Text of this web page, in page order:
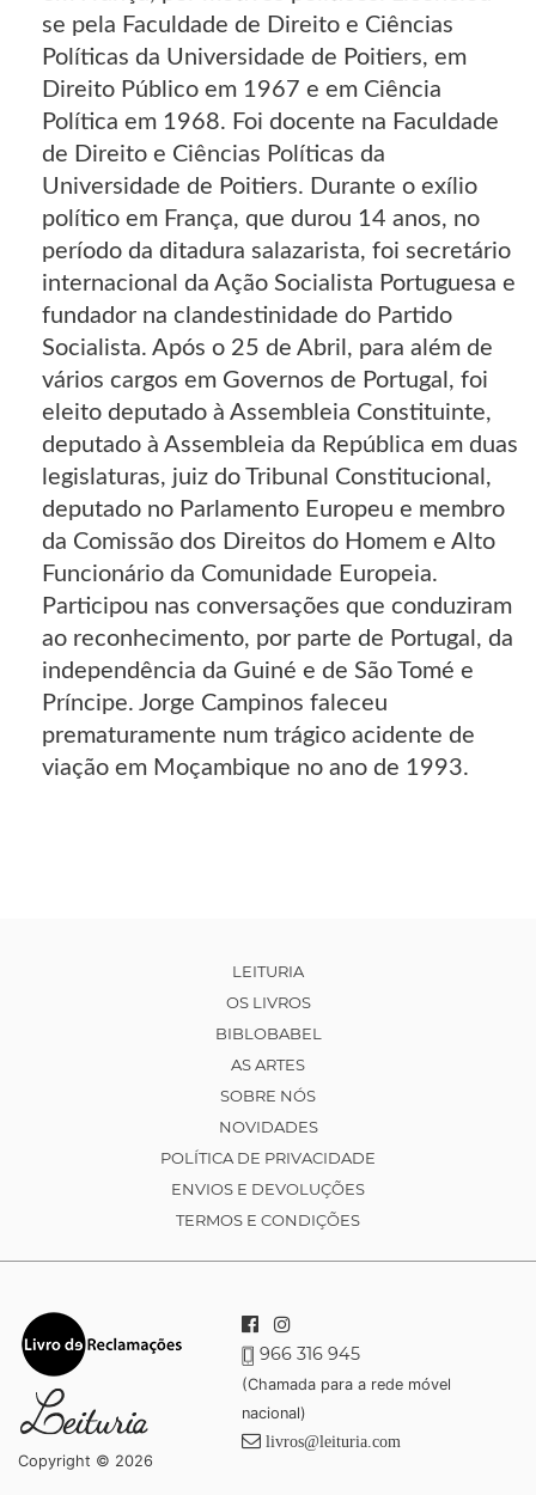
se pela Faculdade de Direito e Ciências
Políticas da Universidade de Poitiers, em
Direito Público em 1967 e em Ciência
Política em 1968. Foi docente na Faculdade
de Direito e Ciências Políticas da
Universidade de Poitiers. Durante o exílio
político em França, que durou 14 anos, no
período da ditadura salazarista, foi secretário
internacional da Ação Socialista Portuguesa e
fundador na clandestinidade do Partido
Socialista. Após o 25 de Abril, para além de
vários cargos em Governos de Portugal, foi
eleito deputado à Assembleia Constituinte,
deputado à Assembleia da República em duas
legislaturas, juiz do Tribunal Constitucional,
deputado no Parlamento Europeu e membro
da Comissão dos Direitos do Homem e Alto
Funcionário da Comunidade Europeia.
Participou nas conversações que conduziram
ao reconhecimento, por parte de Portugal, da
independência da Guiné e de São Tomé e
Príncipe. Jorge Campinos faleceu
prematuramente num trágico acidente de
viação em Moçambique no ano de 1993.
LEITURIA
OS LIVROS
BIBLOBABEL
AS ARTES
SOBRE NÓS
NOVIDADES
POLÍTICA DE PRIVACIDADE
ENVIOS E DEVOLUÇÕES
TERMOS E CONDIÇÕES
Copyright © 2026
966 316 945
(Chamada para a rede móvel
nacional)
livros@leituria.com